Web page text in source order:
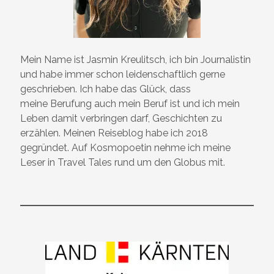
Mein Name ist Jasmin Kreulitsch, ich bin Journalistin
und habe immer schon leidenschaftlich gerne
geschrieben. Ich habe das Glück, dass
meine Berufung auch mein Beruf ist und ich mein
Leben damit verbringen darf, Geschichten zu
erzählen. Meinen Reiseblog habe ich 2018
gegründet. Auf Kosmopoetin nehme ich meine
Leser in Travel Tales rund um den Globus mit.